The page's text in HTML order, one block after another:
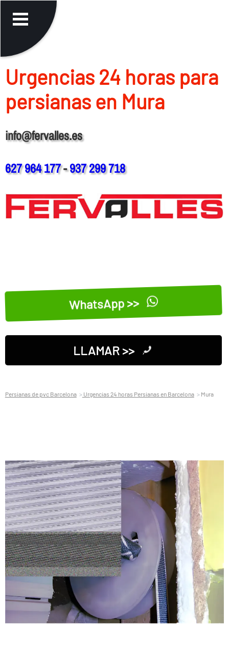
Urgencias 24 horas para
persianas en Mura
info@fervalles.es
627 964 177-937 299 718
WhatsApp >>
LLAMAR >>
Persianas de pvc Barcelona Urgencias 24 horas Persianas en Barcelona Mura